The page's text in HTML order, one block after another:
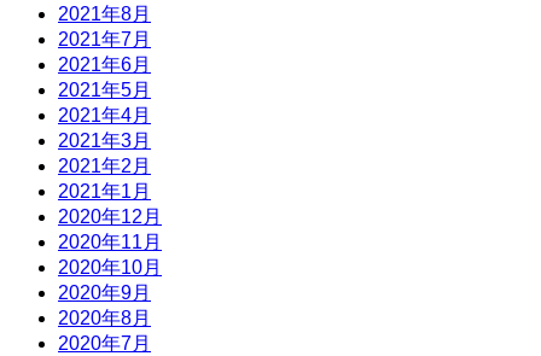
2021年8月
2021年7月
2021年6月
2021年5月
2021年4月
2021年3月
2021年2月
2021年1月
2020年12月
2020年11月
2020年10月
2020年9月
2020年8月
2020年7月